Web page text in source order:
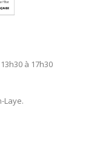
à 17h30
Laye.